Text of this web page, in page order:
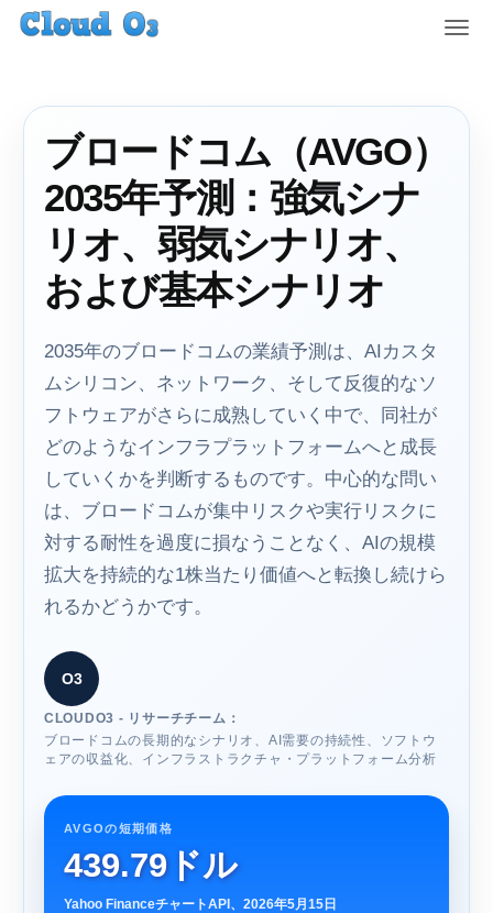
T
ブロードコム（AVGO）
2035年予測：強気シナ
リオ、弱気シナリオ、
および基本シナリオ
2035年のブロードコムの業績予測は、AIカスタ
ムシリコン、ネットワーク、そして反復的なソ
フトウェアがさらに成熟していく中で、同社が
どのようなインフラプラットフォームへと成長
していくかを判断するものです。中心的な問い
は、ブロードコムが集中リスクや実行リスクに
対する耐性を過度に損なうことなく、AIの規模
拡大を持続的な1株当たり価値へと転換し続けら
れるかどうかです。
O3
CLOUDO3 - リサーチチーム：
ブロードコムの長期的なシナリオ、AI需要の持続性、ソフトウ
ェアの収益化、インフラストラクチャ・プラットフォーム分析
AVGOの短期価格
439.79ドル
Yahoo FinanceチャートAPI、2026年5月15日